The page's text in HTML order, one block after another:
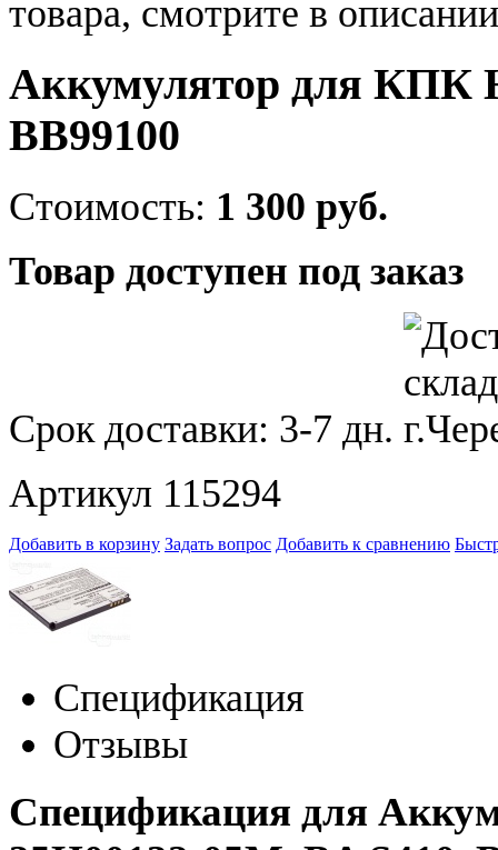
товара, смотрите в
Аккумулятор для КПК
BB99100
Стоимость: 1 300 руб.
Товар доступен под заказ
Срок доставки: 3-7 дн.
Артикул 115294
Добавить в корзину Задать вопрос Добавить к сравнению
Спецификация
Отзывы
Спецификация для